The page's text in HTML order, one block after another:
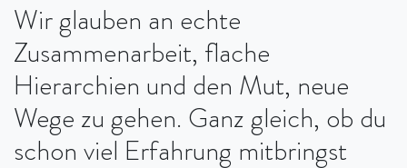
Wir glauben an echte
Zusammenarbeit, flache
Hierarchien und den Mut, neue
Wege zu gehen. Ganz gleich, ob du
schon viel Erfahrung mitbringst